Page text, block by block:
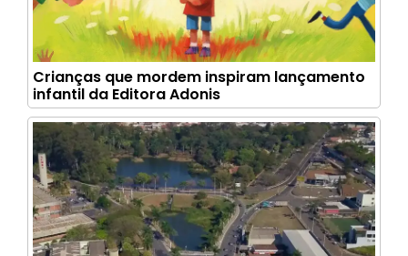
Crianças que mordem inspiram lançamento
infantil da Editora Adonis